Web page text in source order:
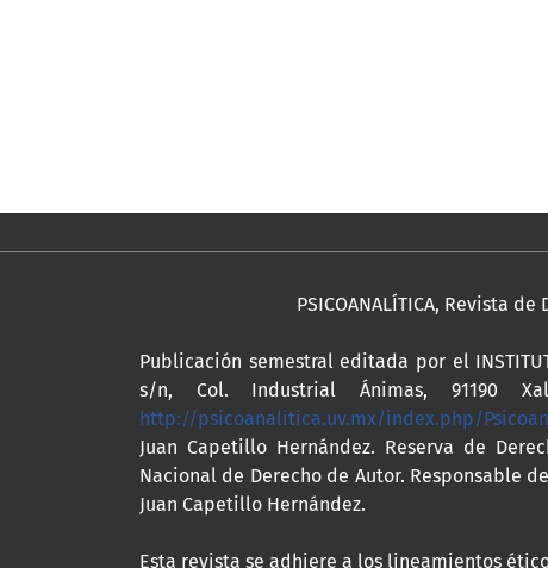
PSICOANALÍTICA, Revista
Publicación semestral editada por el
s/n, Col. Industrial Ánimas, 91190
http://psicoanalitica.uv.mx/index.php/
Juan Capetillo Hernández. Reserva de
Nacional de Derecho de Autor. Responsable
Juan Capetillo Hernández.
Esta revista se adhiere a los lineamientos